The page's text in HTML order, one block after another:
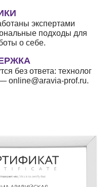
экспертами
подходы для
о себе.
без ответа: технолог
online@aravia-prof.ru.